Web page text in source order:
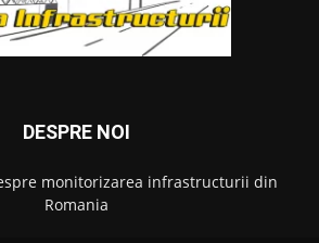
DESPRE NOI
monitorizarea infrastructurii din
Romania